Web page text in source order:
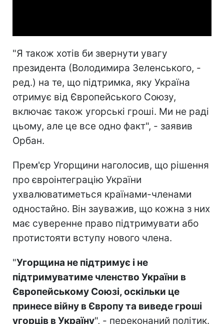
"Я також хотів би звернути увагу
президента (Володимира Зеленського, -
ред.) на те, що підтримка, яку Україна
отримує від Європейського Союзу,
включає також угорські гроші. Ми не раді
цьому, але це все одно факт", - заявив
Орбан.
Прем'єр Угорщини наголосив, що рішення
про євроінтеграцію України
ухвалюватиметься країнами-членами
одностайно. Він зауважив, що кожна з них
має суверенне право підтримувати або
протистояти вступу нового члена.
"Угорщина не підтримує і не
підтримуватиме членство України в
Європейському Союзі, оскільки це
принесе війну в Європу та виведе гроші
угорців в Україну", - переконаний політик.